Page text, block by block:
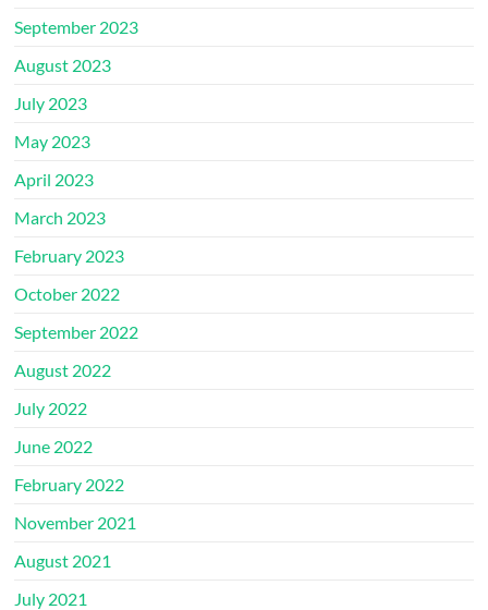
September 2023
August 2023
July 2023
May 2023
April 2023
March 2023
February 2023
October 2022
September 2022
August 2022
July 2022
June 2022
February 2022
November 2021
August 2021
July 2021